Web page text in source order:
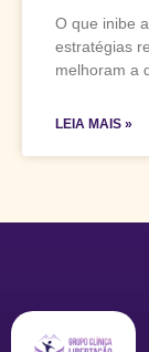
O que inibe
estratégias
melhoram a
LEIA MAIS »